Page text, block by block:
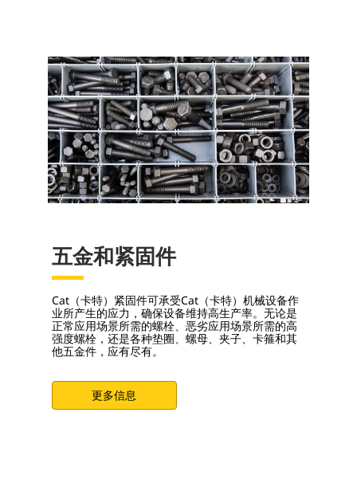
五金和紧固件
Cat（卡特）紧固件可承受Cat（卡特）机械设备作
业所产生的应力，确保设备维持高生产率。无论是
正常应用场景所需的螺栓、恶劣应用场景所需的高
强度螺栓，还是各种垫圈、螺母、夹子、卡箍和其
他五金件，应有尽有。
更多信息